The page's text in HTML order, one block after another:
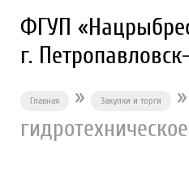
ФГУП
г.
Главная » Закупки и торги »